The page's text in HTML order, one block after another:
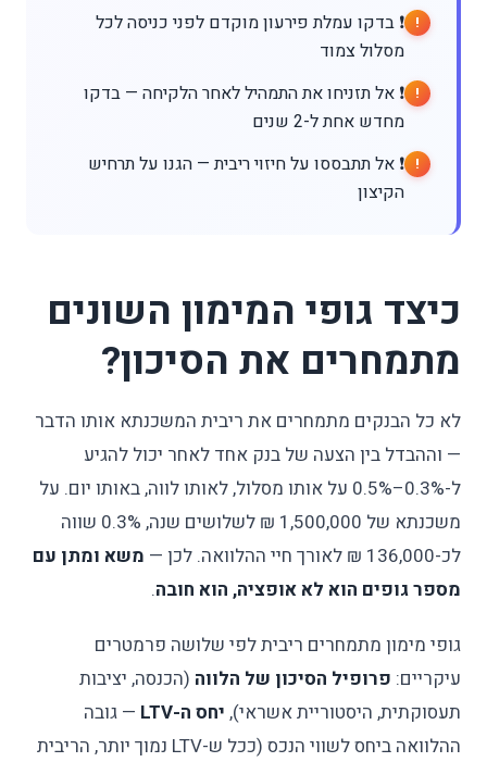
❗ בדקו עמלת פירעון מוקדם לפני כניסה לכל
מסלול צמוד
❗ אל תזניחו את התמהיל לאחר הלקיחה — בדקו
מחדש אחת ל-2 שנים
❗ אל תתבססו על חיזוי ריבית — הגנו על תרחיש
הקיצון
כיצד גופי המימון השונים
מתמחרים את הסיכון?
לא כל הבנקים מתמחרים את ריבית המשכנתא אותו הדבר
— וההבדל בין הצעה של בנק אחד לאחר יכול להגיע
ל-0.3%–0.5% על אותו מסלול, לאותו לווה, באותו יום. על
משכנתא של 1,500,000 ₪ לשלושים שנה, 0.3% שווה
לכ-136,000 ₪ לאורך חיי ההלוואה. לכן —
משא ומתן עם
מספר גופים הוא לא אופציה, הוא חובה.
גופי מימון מתמחרים ריבית לפי שלושה פרמטרים
עיקריים: פרופיל הסיכון של הלווה (הכנסה, יציבות
תעסוקתית, היסטוריית אשראי), יחס ה-LTV
— גובה
ההלוואה ביחס לשווי הנכס (ככל ש-LTV נמוך יותר, הריבית